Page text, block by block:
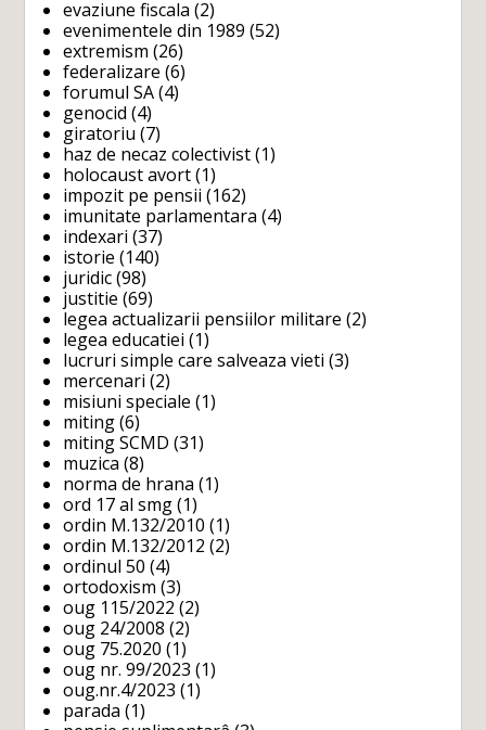
evaziune fiscala (2)
evenimentele din 1989 (52)
extremism (26)
federalizare (6)
forumul SA (4)
genocid (4)
giratoriu (7)
haz de necaz colectivist (1)
holocaust avort (1)
impozit pe pensii (162)
imunitate parlamentara (4)
indexari (37)
istorie (140)
juridic (98)
justitie (69)
legea actualizarii pensiilor militare (2)
legea educatiei (1)
lucruri simple care salveaza vieti (3)
mercenari (2)
misiuni speciale (1)
miting (6)
miting SCMD (31)
muzica (8)
norma de hrana (1)
ord 17 al smg (1)
ordin M.132/2010 (1)
ordin M.132/2012 (2)
ordinul 50 (4)
ortodoxism (3)
oug 115/2022 (2)
oug 24/2008 (2)
oug 75.2020 (1)
oug nr. 99/2023 (1)
oug.nr.4/2023 (1)
parada (1)